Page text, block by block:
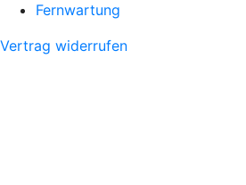
Fernwartung
Vertrag widerrufen